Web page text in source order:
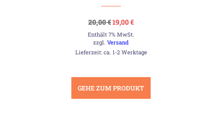
20,00€Ursprünglicher
Preis
war:
20,00 €
19,00€Aktueller
ist:
Enthält 7% MwSt.
zzgl.Versand
Lieferzeit: ca. 1-2 Werktage
GEHE ZUM PRODUKT